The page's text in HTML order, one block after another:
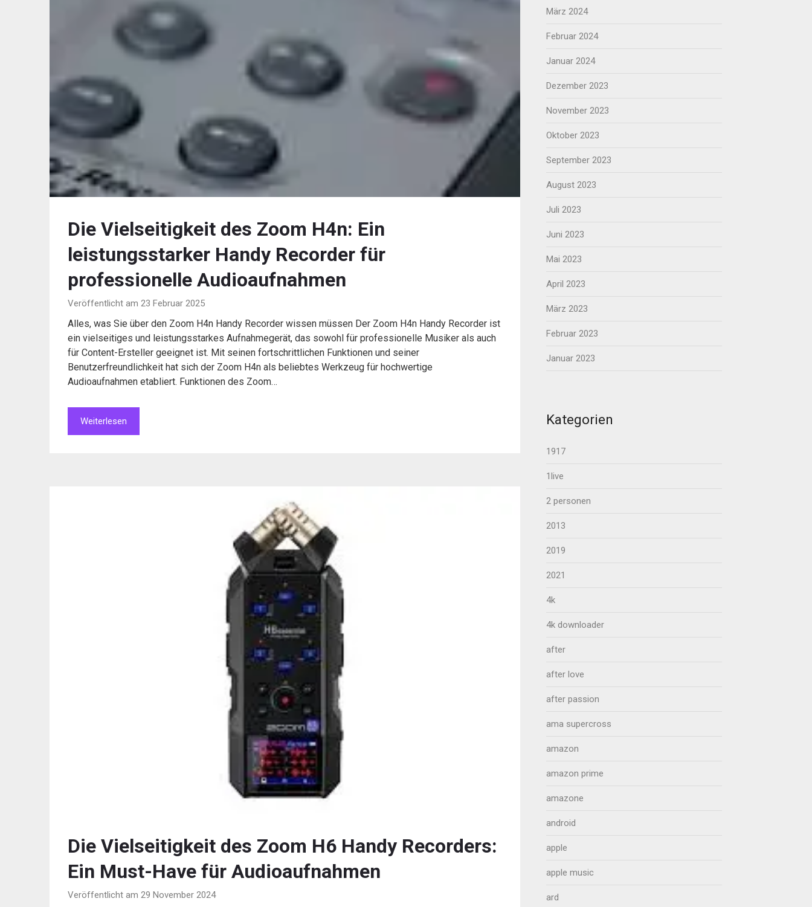
Die Vielseitigkeit des Zoom H4n: Ein
leistungsstarker Handy Recorder für
professionelle Audioaufnahmen
Veröffentlicht am 23 Februar 2025
Alles, was Sie über den Zoom H4n Handy Recorder wissen müssen Der Zoom H4n Handy Recorder ist
ein vielseitiges und leistungsstarkes Aufnahmegerät, das sowohl für professionelle Musiker als auch
für Content-Ersteller geeignet ist. Mit seinen fortschrittlichen Funktionen und seiner
Benutzerfreundlichkeit hat sich der Zoom H4n als beliebtes Werkzeug für hochwertige
Audioaufnahmen etabliert. Funktionen des Zoom…
Weiterlesen
Die Vielseitigkeit des Zoom H6 Handy Recorders:
Ein Must-Have für Audioaufnahmen
Veröffentlicht am 29 November 2024
März 2024
Februar 2024
Januar 2024
Dezember 2023
November 2023
Oktober 2023
September 2023
August 2023
Juli 2023
Juni 2023
Mai 2023
April 2023
März 2023
Februar 2023
Januar 2023
Kategorien
1917
1live
2 personen
2013
2019
2021
4k
4k downloader
after
after love
after passion
ama supercross
amazon
amazon prime
amazone
android
apple
apple music
ard